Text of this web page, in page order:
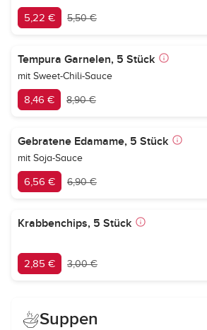
5,22 € 5,50 €
Tempura Garnelen, 5 Stück
mit Sweet-Chili-Sauce
8,46 € 8,90 €
Gebratene Edamame, 5 Stück
mit Soja-Sauce
6,56 € 6,90 €
Krabbenchips, 5 Stück
2,85 € 3,00 €
Suppen